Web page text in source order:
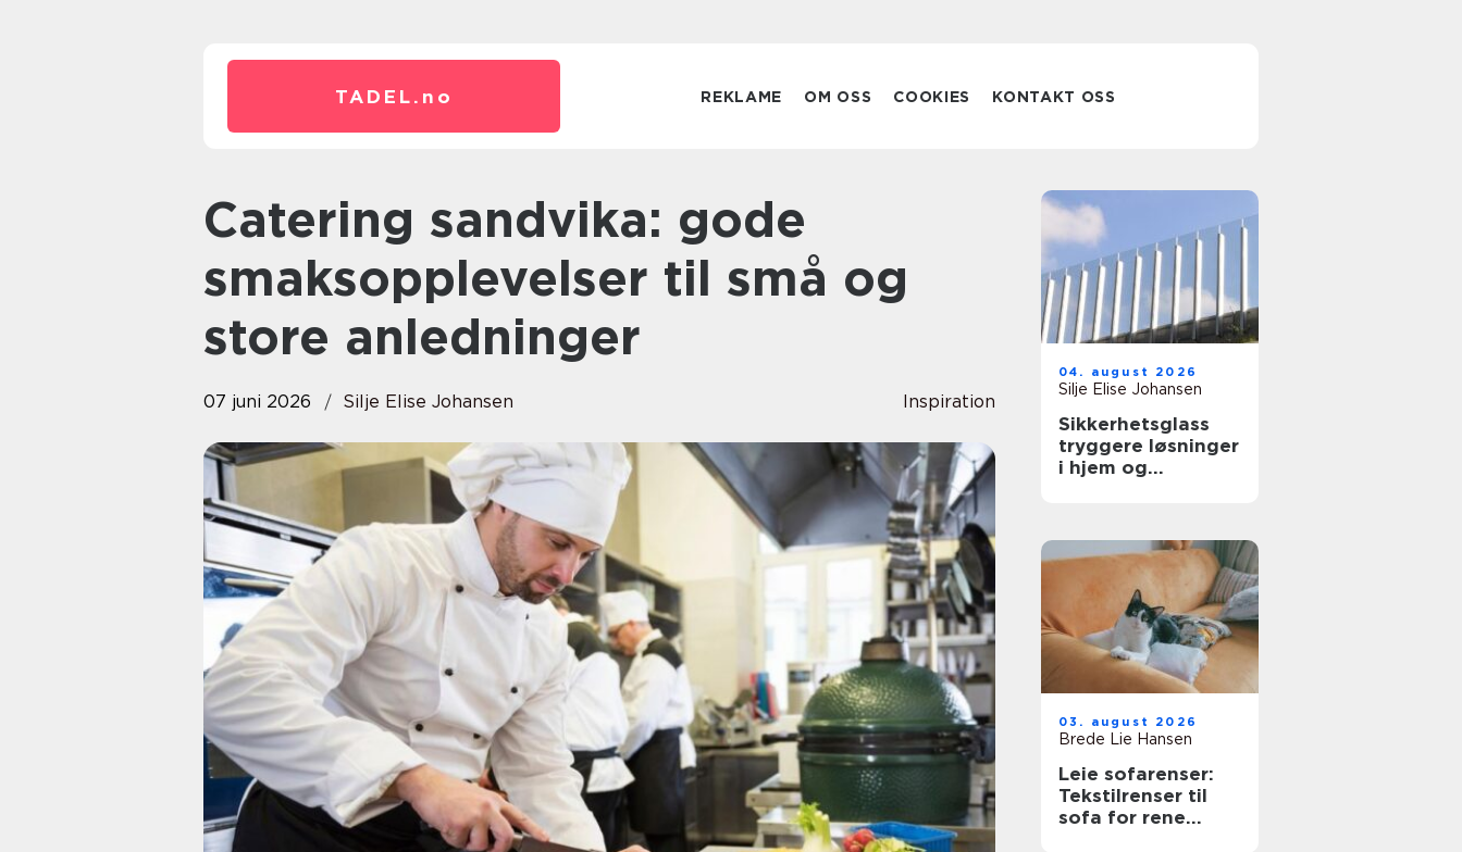
TADEL. no REKLAME OM OSS COOKIES KONTAKT OSS
Catering sandvika: gode
smaksopplevelser til små og
store anledninger
07 juni 2026 Silje Elise Johansen Inspiration
04. august 2026
Silje Elise Johansen
Sikkerhetsglass
tryggere løsninger
i hjem og
03. august 2026
Brede Lie Hansen
Leie sofarenser:
Tekstilrenser til
sofa for rene